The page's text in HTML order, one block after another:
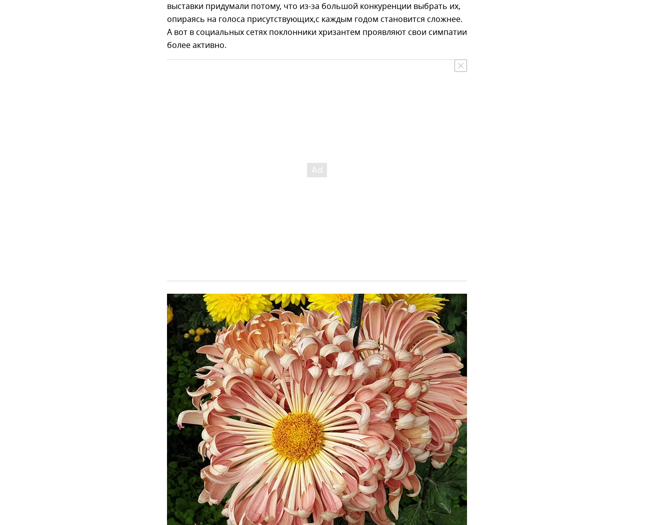
выставки придумали потому, что из-за большой конкуренции выбрать их,
опираясь на голоса присутствующих,с каждым годом становится сложнее.
А вот в социальных сетях поклонники хризантем проявляют свои симпатии
более активно.